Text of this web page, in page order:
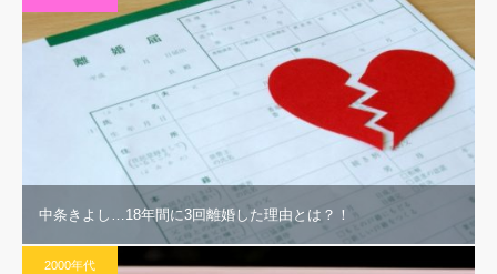
中条きよし…18年間に3回離婚した理由とは？！
2000年代